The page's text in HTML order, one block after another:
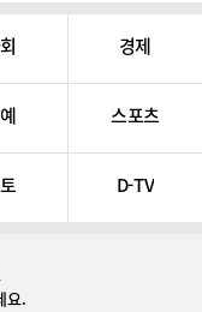
경제
스포츠
D-TV
요.